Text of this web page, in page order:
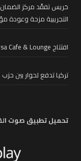
خريس تفقّد مركز
التجريبية مزحة
افتتاح Versa Cafe & Lounge برعاية بلدية صور
تركيا تدفع لحوار بين
تحميل تطبيق صوت